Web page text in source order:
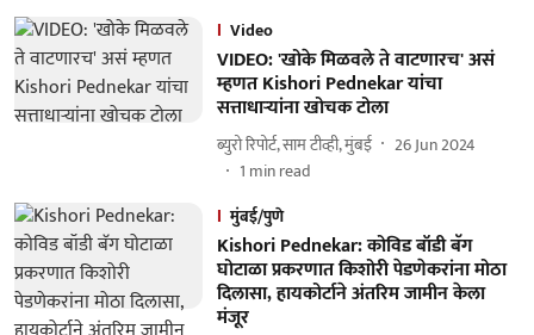
Video
VIDEO: 'खोके मिळवले ते वाटणारच' असं
म्हणत Kishori Pednekar यांचा
सत्ताधाऱ्यांना खोचक टोला
ब्युरो रिपोर्ट, साम टीव्ही, मुंबई
26 Jun 2024
1 min read
मुंबई/पुणे
Kishori Pednekar: कोविड बॉडी बॅग
घोटाळा प्रकरणात किशोरी पेडणेकरांना मोठा
दिलासा, हायकोर्टाने अंतरिम जामीन केला
मंजूर